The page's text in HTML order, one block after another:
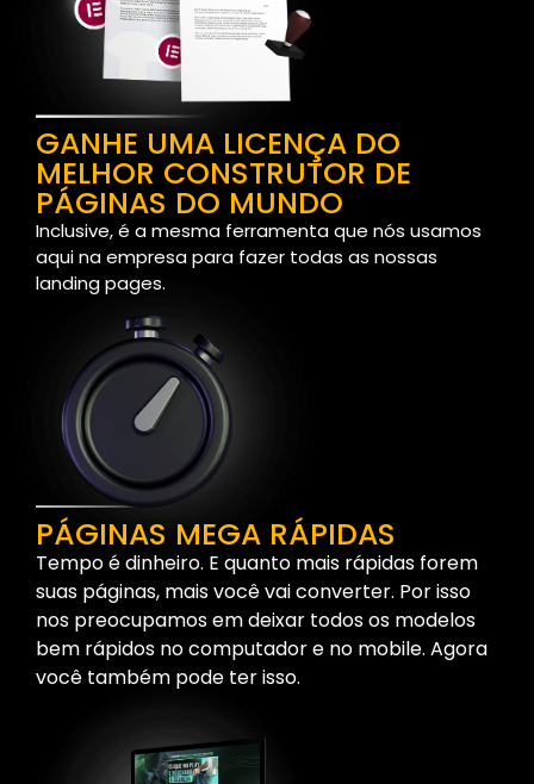
GANHE UMA LICENÇA DO
MELHOR CONSTRUTOR DE
PÁGINAS DO MUNDO
Inclusive, é a mesma ferramenta que nós usamos
aqui na empresa para fazer todas as nossas
landing pages.
PÁGINAS MEGA RÁPIDAS
Tempo é dinheiro. E quanto mais rápidas forem
suas páginas, mais você vai converter. Por isso
nos preocupamos em deixar todos os modelos
bem rápidos no computador e no mobile. Agora
você também pode ter isso.